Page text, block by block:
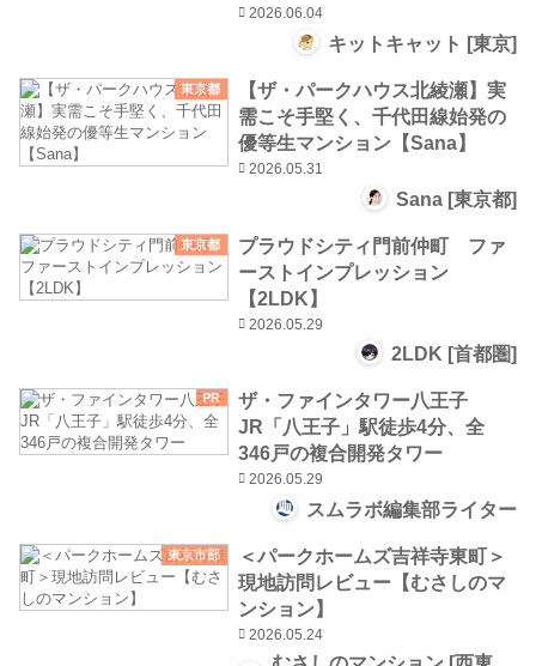
2026.06.04
キットキャット [東京]
東京都
【ザ・パークハウス北綾瀬】実
需こそ手堅く、千代田線始発の
優等生マンション【Sana】
2026.05.31
Sana [東京都]
東京都
プラウドシティ門前仲町 ファ
ーストインプレッション
【2LDK】
2026.05.29
2LDK [首都圏]
PR
ザ・ファインタワー八王子
JR「八王子」駅徒歩4分、全
346戸の複合開発タワー
2026.05.29
スムラボ編集部ライター
東京市部
＜パークホームズ吉祥寺東町＞
現地訪問レビュー【むさしのマ
ンション】
2026.05.24